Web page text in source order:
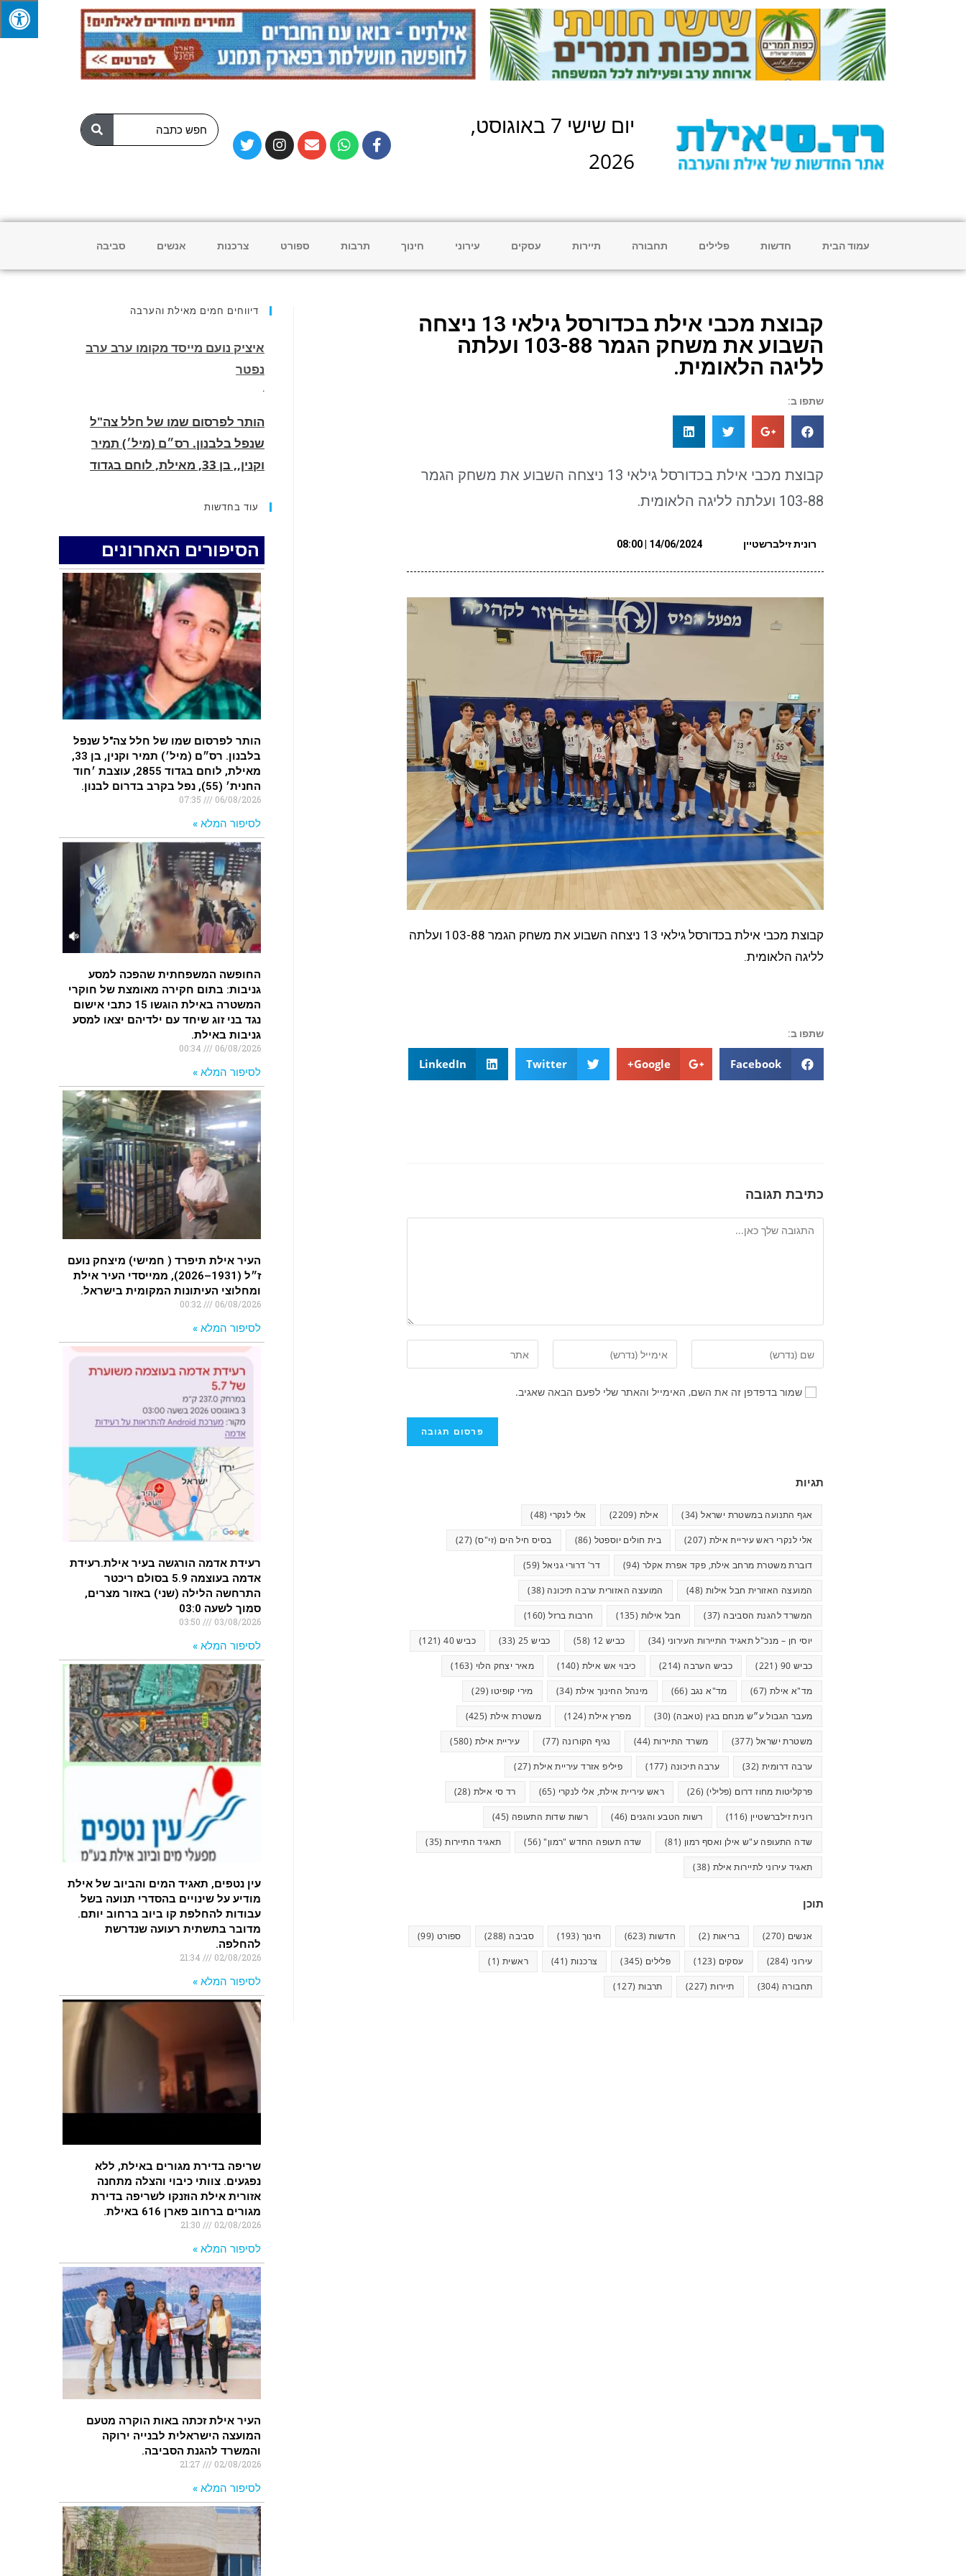
יום שישי 7 באוגוסט,
2026
עמוד הבית חדשות פלילים תחבורה תיירות עסקים עירוני חינוך תרבות ספורט צרכנות אנשים סביבה
קבוצת מכבי אילת בכדורסל גילאי 13 ניצחה
השבוע את משחק הגמר 103-88 ועלתה
לליגה הלאומית.
שתפו ב:
קבוצת מכבי אילת בכדורסל גילאי 13 ניצחה השבוע את משחק הגמר
103-88 ועלתה לליגה הלאומית.
רונית זילברשטיין 14/06/2024 | 08:00
קבוצת מכבי אילת בכדורסל גילאי 13 ניצחה השבוע את משחק הגמר 103-88 ועלתה
לליגה הלאומית.
שתפו ב:
Facebook
Google+
Twitter
LinkedIn
כתיבת תגובה
שמור בדפדפן זה את השם, האימייל והאתר שלי לפעם הבאה שאגיב.
תגיות
אגף התנועה במשטרת ישראל(34) אילת (2209) אלי לנקרי (48)
אלי לנקרי ראש עיריית אילת (207) בית חולים יוספטל (86) בסיס חיל הים (זי"ס)(27)
דוברת משטרת מרחב אילת, פקד אפרת אקלר(94) דר' דרורי גניאל(59)
המועצה האזורית חבל אילות (48) המועצה האזורית ערבה תיכונה (38)
המשרד להגנת הסביבה (37) חבל אילות (135) חרבות ברזל(160)
יוסי חן – מנכ"ל תאגיד התיירות העירוני (34) כביש 12 (58) כביש 25 (33) כביש 40 (121)
כביש 90 (221) כביש הערבה (214) כיבוי אש אילת (140) מאיר יצחק הלוי (163)
מד"א אילת (67) מד"א נגב (66) מינהל החינוך אילת (34) מירי קופיטו (29)
מעבר הגבול ע״ש מנחם בגין (טאבה)(30) מפרץ אילת(124) משטרת אילת(425)
משטרת ישראל(377) משרד התיירות (44) נגיף הקורונה (77) עיריית אילת (580)
ערבה דרומית(32) ערבה תיכונה (177) פיליפ אזרד עיריית אילת(27)
פרקליטות מחוז דרום (פלילי)(26) ראש עיריית אילת, אלי לנקרי (65) רד סי אילת (28)
רונית זילברשטיין (116) רשות הטבע והגנים (46) רשות שדות התעופה (45)
שדה התעופה ע"ש אילן ואסף רמון (81) שדה תעופה החדש "רמון"(56) תאגיד התיירות(35)
תאגיד עירוני לתיירות אילת (38)
תוכן
אנשים (270) בריאות (2) חדשות(623) חינוך (193) סביבה (288) ספורט (99)
עירוני (284) עסקים (123) פלילים (345) צרכנות(41) ראשית (1)
תחבורה (304) תיירות(227) תרבות (127)
דיווחים חמים מאילת והערבה
איציק נועם מייסד מקומו ערב ערב
נפטר
.
הותר לפרסום שמו של חלל צה"ל
שנפל בלבנון. רס״ם (מיל׳) תמיר
וקנין,, בן 33, מאילת, לוחם בגדוד
בקרב בדרום לבנון.
החופשה המשפחתית שהפכה למסע
גניבות: הוגשו 15 כתבי אישום נגד בני
זוג שיחד עם ילדיהם יצאו למסע גניבות
באילת.
האדמה רועדת- סדרת רעידות אדמה
בחצי האי סיני
רעידת אדמה הורגשה באילת
עוד בחדשות
הסיפורים האחרונים
הותר לפרסום שמו של חלל צה"ל שנפל
בלבנון. רס״ם (מיל׳) תמיר וקנין, בן 33,
מאילת, לוחם בגדוד 2855, עוצבת ׳חוד
החנית׳ (55), נפל בקרב בדרום לבנון.
06/08/2026
לסיפור המלא »
החופשה המשפחתית שהפכה למסע
גניבות: בתום חקירה מאומצת של חוקרי
המשטרה באילת הוגשו 15 כתבי אישום
נגד בני זוג שיחד עם ילדיהם יצאו למסע
גניבות באילת.
06/08/2026
לסיפור המלא »
העיר אילת תיפרד ( חמישי) מיצחק נועם
ז״ל (1931–2026), ממייסדי העיר אילת
ומחלוצי העיתונות המקומית בישראל.
06/08/2026
לסיפור המלא »
רעידת אדמה הורגשה בעיר אילת.רעידת
אדמה בעוצמה 5.9 בסולם ריכטר
התרחשה הלילה (שני) באזור מצרים,
סמוך לשעה 03:0
03/08/2026
לסיפור המלא »
עין נטפים, תאגיד המים והביוב של אילת
מודיע על שינויים בהסדרי תנועה בשל
עבודות להחלפת קו ביוב ברחוב יותם.
מדובר בתשתית רעועה שנדרשת
להחלפה.
02/08/2026
לסיפור המלא »
שריפה בדירת מגורים באילת, ללא
נפגעים. צוותי כיבוי והצלה מתחנה
אזורית אילת הוזנקו לשריפה בדירת
מגורים ברחוב פארן 616 באילת.
02/08/2026
לסיפור המלא »
העיר אילת זכתה באות הוקרה מטעם
המועצה הישראלית לבנייה ירוקה
והמשרד להגנת הסביבה.
02/08/2026
לסיפור המלא »